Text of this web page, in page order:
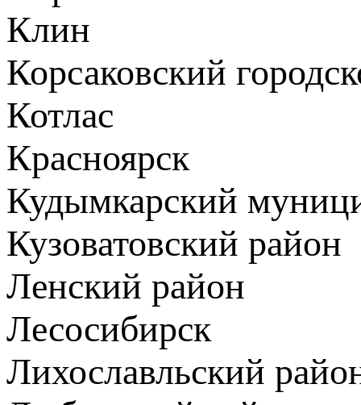
Клин
Корсаковский
Котлас
Красноярск
Кудымкарский
Кузоватовский район
Ленский район
Лесосибирск
Лихославльский